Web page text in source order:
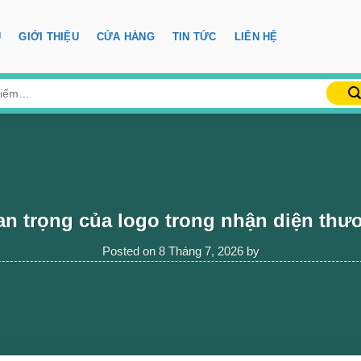
GIỚI THIỆU CỬA HÀNG TIN TỨC LIÊN HỆ
trọng của logo trong nhận diện
Posted on 8 Tháng 7, 2026by